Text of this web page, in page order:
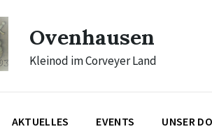
Ovenhausen
Kleinod im Corveyer Land
AKTUELLES EVENTS UNSER